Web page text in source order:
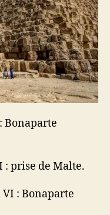
Bonaparte
: prise de Malte.
: Bonaparte